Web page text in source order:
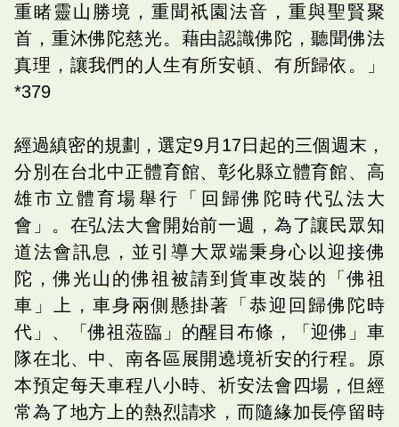
重睹靈山勝境，重聞祇園法音，重與聖賢聚
首，重沐佛陀慈光。藉由認識佛陀，聽聞佛法
真理，讓我們的人生有所安頓、有所歸依。」
*379
經過縝密的規劃，選定9月17日起的三個週末，
分別在台北中正體育館、彰化縣立體育館、高
雄市立體育場舉行「回歸佛陀時代弘法大
會」。在弘法大會開始前一週，為了讓民眾知
道法會訊息，並引導大眾端秉身心以迎接佛
陀，佛光山的佛祖被請到貨車改裝的「佛祖
車」上，車身兩側懸掛著「恭迎回歸佛陀時
代」、「佛祖蒞臨」的醒目布條，「迎佛」車
隊在北、中、南各區展開遶境祈安的行程。原
本預定每天車程八小時、祈安法會四場，但經
常為了地方上的熱烈請求，而隨緣加長停留時